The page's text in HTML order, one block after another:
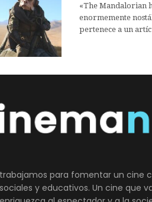
«The Mandalorian
enormemente
pertenece a un
trabajamos para fomentar un cine
y educativos. Un cine que